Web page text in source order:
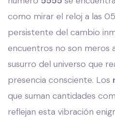
como mirar el reloj a las
persistente del cambio
encuentros no son meros
susurro del universo que
presencia consciente. Los
que suman cantidades
reflejan esta vibración